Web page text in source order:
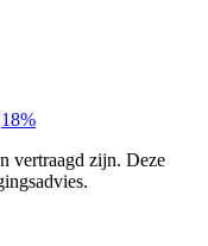
vertraagd zijn. Deze